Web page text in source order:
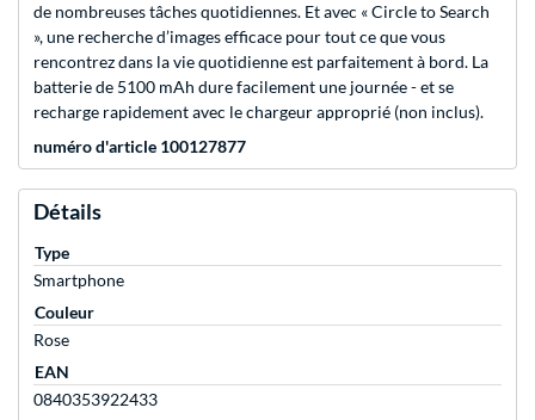
de nombreuses tâches quotidiennes. Et avec « Circle to Search
», une recherche d’images efficace pour tout ce que vous
rencontrez dans la vie quotidienne est parfaitement à bord. La
batterie de 5100 mAh dure facilement une journée - et se
recharge rapidement avec le chargeur approprié (non inclus).
numéro d'article 100127877
Détails
Type
Smartphone
Couleur
Rose
EAN
0840353922433